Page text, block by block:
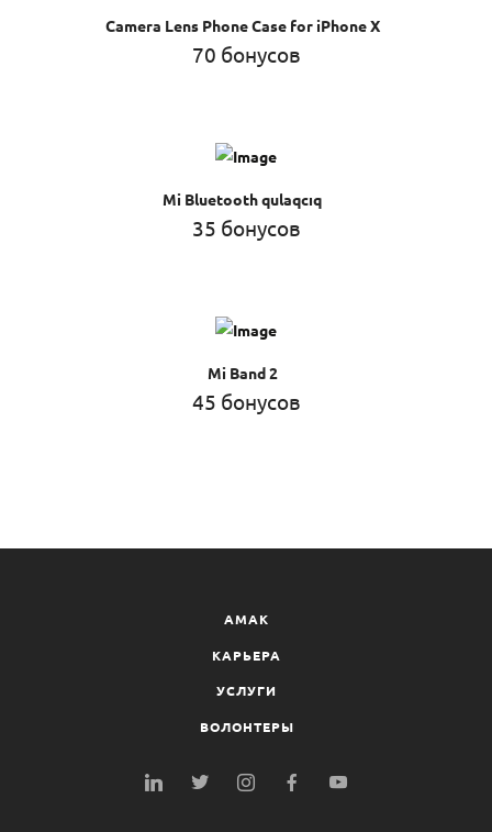
Camera Lens Phone Case for iPhone X
70 бонусов
Mi Bluetooth qulaqcıq
35 бонусов
Mi Band 2
45 бонусов
AMAK
КАРЬЕРА
УСЛУГИ
ВОЛОНТЕРЫ